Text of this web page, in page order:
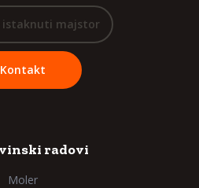
istaknuti majstor
Kontakt
radovi
Moler